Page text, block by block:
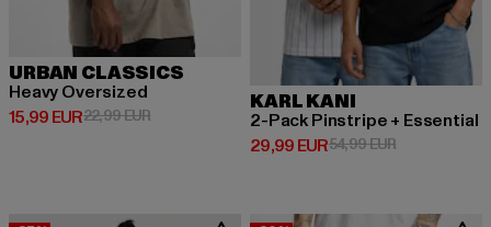
URBAN CLASSICS
Heavy Oversized
15,99 EUR
Derzeitiger Preis: 15,99 EUR
22,99 EURAktionspreis: 22,99 EUR
KARL KANI
2-Pack Pinstripe + Essential
29,99 EUR
Derzeitiger Preis: 29,99 EUR
54,99 EURAktionspreis: